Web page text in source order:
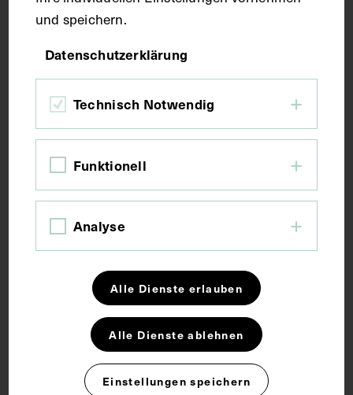
Maße
Bildmaß 12,6 x 17,9 cm
Fotografie: Gustav Schikola, Wien.
Schlagwörter
Medizin Rede Ultraschall
und speichern.
Datenschutzerklärung
Technisch Notwendig
Funktionell
Analyse
Alle Dienste erlauben
Alle Dienste ablehnen
Einstellungen speichern